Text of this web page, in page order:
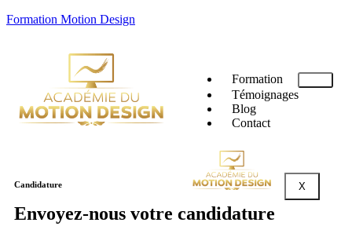
Formation Motion Design
Formation
Témoignages
Blog
Contact
X
Candidature
Envoyez-nous votre candidature